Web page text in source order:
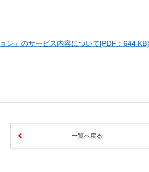
ン」のサービス内容について[PDF：644 KB]
一覧へ戻る